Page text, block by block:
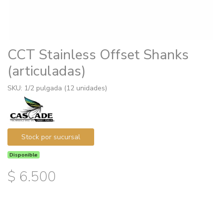
CCT Stainless Offset Shanks
(articuladas)
SKU: 1/2 pulgada (12 unidades)
Stock por sucursal
Disponible
$ 6.500